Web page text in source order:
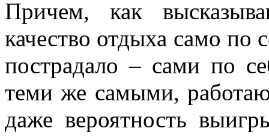
Причем, как
качество отдыха само по
пострадало – сами по
теми же самыми,
даже вероятность